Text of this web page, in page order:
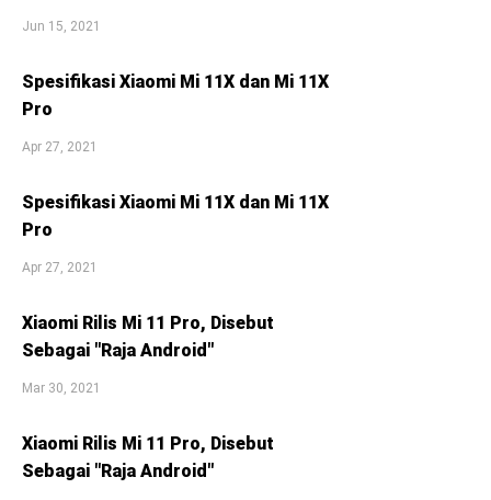
Jun 15, 2021
Spesifikasi Xiaomi Mi 11X dan Mi 11X
Pro
Apr 27, 2021
Spesifikasi Xiaomi Mi 11X dan Mi 11X
Pro
Apr 27, 2021
Xiaomi Rilis Mi 11 Pro, Disebut
Sebagai "Raja Android"
Mar 30, 2021
Xiaomi Rilis Mi 11 Pro, Disebut
Sebagai "Raja Android"